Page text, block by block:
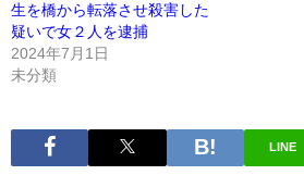
生を橋から転落させ殺害した
疑いで女２人を逮捕
2024年7月1日
未分類
LINE